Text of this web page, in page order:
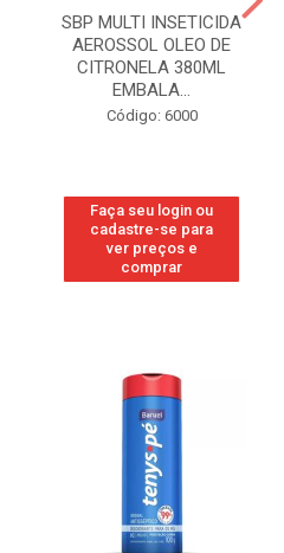
SBP MULTI INSETICIDA
AEROSSOL OLEO DE
CITRONELA 380ML
EMBALA...
Código: 6000
Faça seu login ou
cadastre-se para
ver preços e
comprar